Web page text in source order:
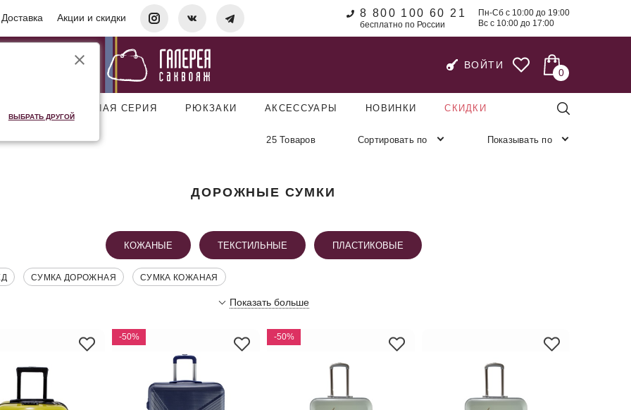
Доставка Акции и скидки 8 800 100 60 21
бесплатно по России
Пн-Сб с 10:00 до 19:00
Вс с 10:00 до 17:00
ВОЙТИ
0
ДОРОЖНАЯ СЕРИЯ РЮКЗАКИ АКСЕССУАРЫ НОВИНКИ СКИДКИ
25 Товаров Сортировать по Показывать по
ДОРОЖНЫЕ СУМКИ
КОЖАНЫЕ ТЕКСТИЛЬНЫЕ ПЛАСТИКОВЫЕ
СУМКА ДОРОЖНАЯ СУМКА КОЖАНАЯ
Показать больше
-50% -50%
ВЫБРАТЬ ДРУГОЙ